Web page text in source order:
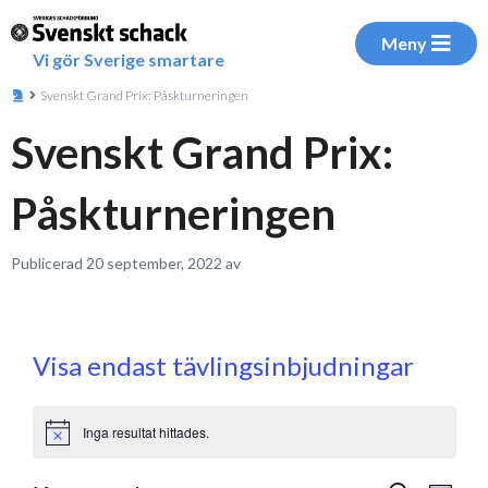
Vi gör Sverige smartare
Meny
Svenskt Grand Prix: Påskturneringen
Svenskt Grand Prix:
Påskturneringen
Publicerad 20 september, 2022 av
Visa endast tävlingsinbjudningar
Notice Inga resultat hittades.